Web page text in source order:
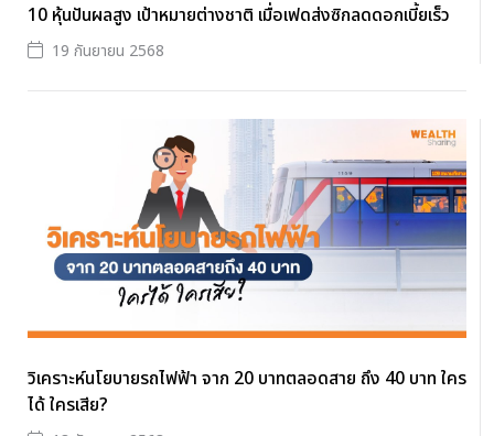
10 หุ้นปันผลสูง เป้าหมายต่างชาติ เมื่อเฟดส่งซิกลดดอกเบี้ยเร็ว
19 กันยายน 2568
วิเคราะห์นโยบายรถไฟฟ้า จาก 20 บาทตลอดสาย ถึง 40 บาท ใคร
ได้ ใครเสีย?